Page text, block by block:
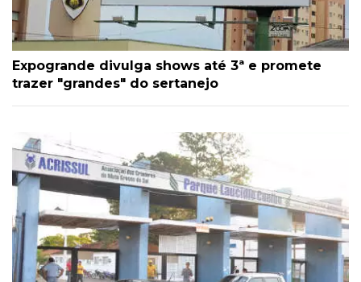
Expogrande divulga shows até 3ª e promete
trazer "grandes" do sertanejo